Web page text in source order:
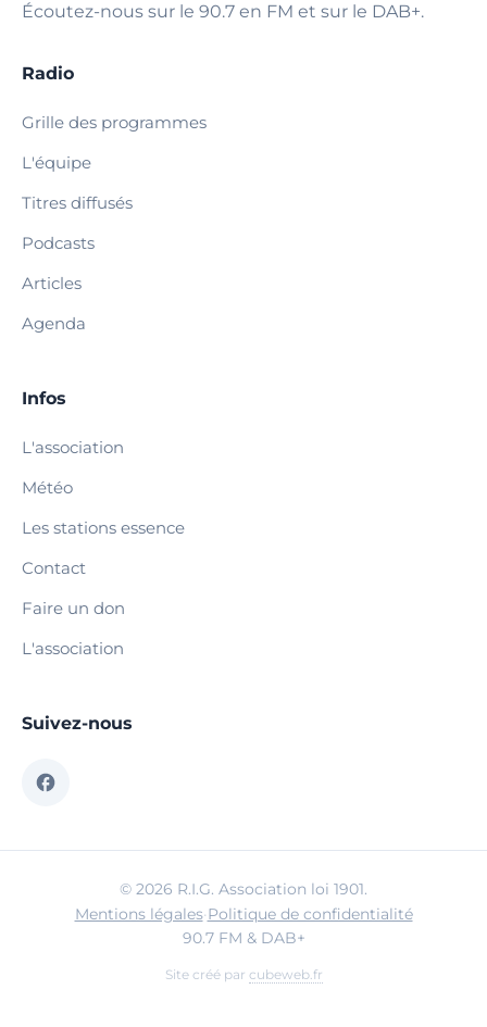
Écoutez-nous sur le 90.7 en FM et sur le DAB+.
Radio
Grille des programmes
L'équipe
Titres diffusés
Podcasts
Articles
Agenda
Infos
L'association
Météo
Les stations essence
Contact
Faire un don
L'association
Suivez-nous
© 2026 R.I.G. Association loi 1901.
Mentions légales·Politique de confidentialité
90.7 FM & DAB+
Site créé par cubeweb.fr